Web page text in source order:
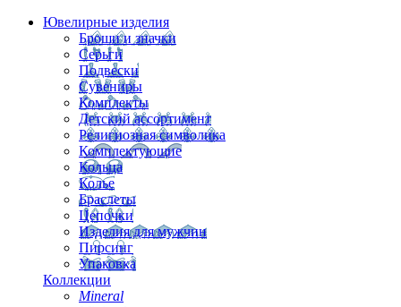
Ювелирные изделия
Броши и значки
Серьги
Подвески
Сувениры
Комплекты
Детский ассортимент
Религиозная символика
Комплектующие
Кольца
Колье
Браслеты
Цепочки
Изделия для мужчин
Пирсинг
Упаковка
Коллекции
Mineral